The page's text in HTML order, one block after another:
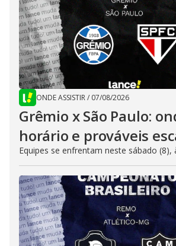
ONDE ASSISTIR/ 07/08/2026
Grêmio x São Paulo:
horário e prováveis
Equipes se enfrentam neste sábado (8),